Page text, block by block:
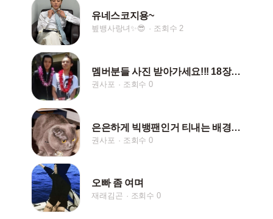
유네스코지용~
빂뱅사랑녀✨😎 조회수 2
멤버분들 사진 받아가세요!!! 18장입니다!
권사포 조회수 0
은은하게 빅뱅팬인거 티내는 배경화면
권사포 조회수 0
오빠 좀 여며
재래김곤 조회수 0